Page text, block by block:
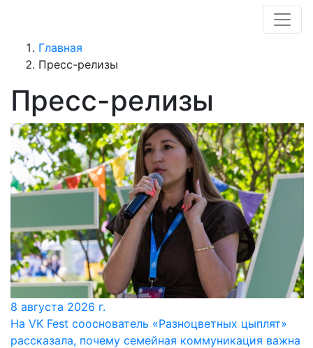
Главная
Пресс-релизы
Пресс-релизы
8 августа 2026 г.
На VK Fest сооснователь «Разноцветных цыплят»
рассказала, почему семейная коммуникация важна